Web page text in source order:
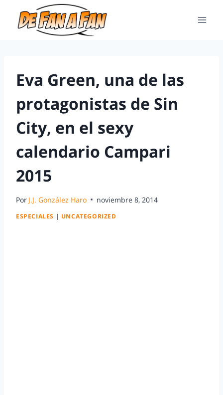
Eva Green, una de las
protagonistas de Sin
City, en el sexy
calendario Campari
2015
Por J.J. González Haro noviembre 8, 2014
ESPECIALES | UNCATEGORIZED